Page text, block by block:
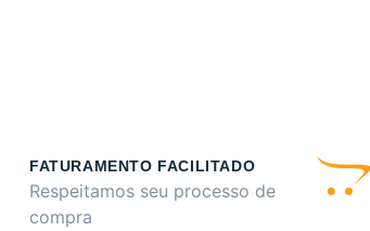
FATURAMENTO FACILITADO
Respeitamos seu processo de
compra